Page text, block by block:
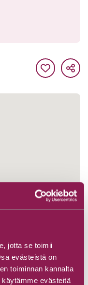
jotta se toimii
evästeistä on
toiminnan kannalta
evästeitä